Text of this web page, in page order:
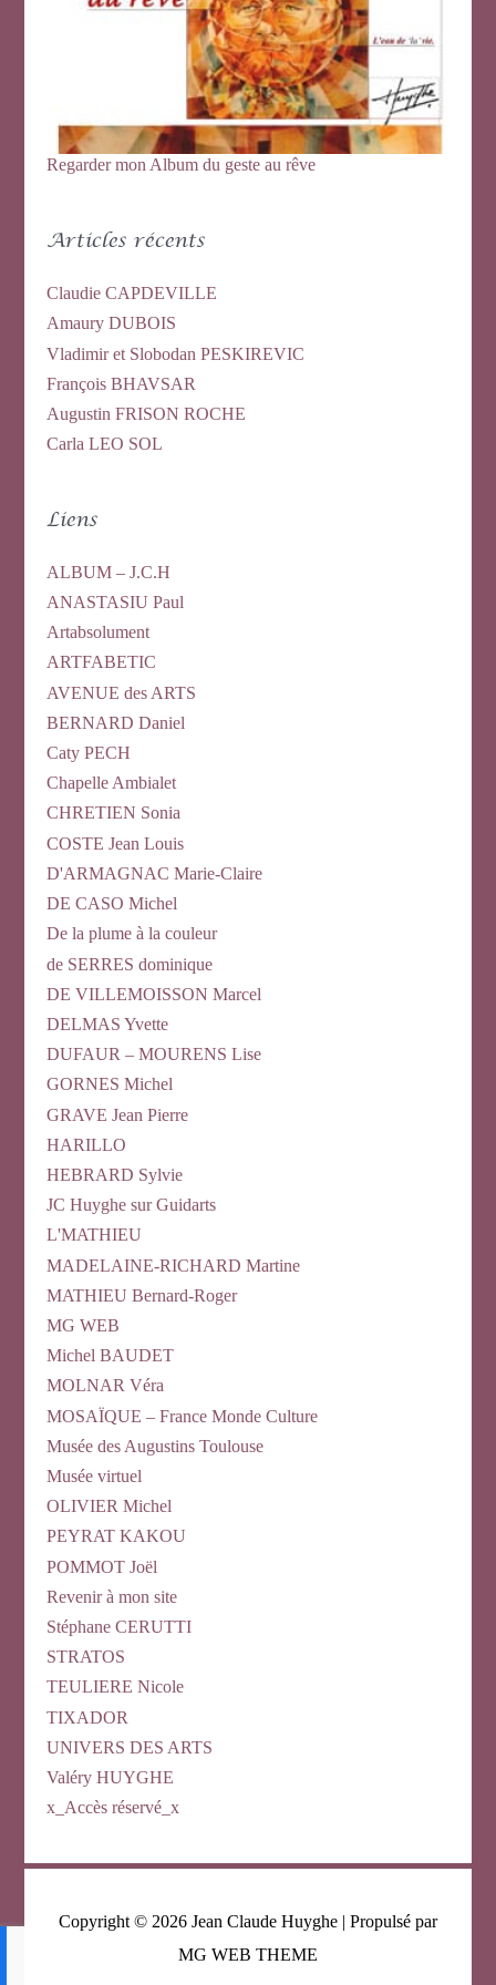
Regarder mon Album du geste au rêve
Articles récents
Claudie CAPDEVILLE
Amaury DUBOIS
Vladimir et Slobodan PESKIREVIC
François BHAVSAR
Augustin FRISON ROCHE
Carla LEO SOL
Liens
ALBUM – J.C.H
ANASTASIU Paul
Artabsolument
ARTFABETIC
AVENUE des ARTS
BERNARD Daniel
Caty PECH
Chapelle Ambialet
CHRETIEN Sonia
COSTE Jean Louis
D'ARMAGNAC Marie-Claire
DE CASO Michel
De la plume à la couleur
de SERRES dominique
DE VILLEMOISSON Marcel
DELMAS Yvette
DUFAUR – MOURENS Lise
GORNES Michel
GRAVE Jean Pierre
HARILLO
HEBRARD Sylvie
JC Huyghe sur Guidarts
L'MATHIEU
MADELAINE-RICHARD Martine
MATHIEU Bernard-Roger
MG WEB
Michel BAUDET
MOLNAR Véra
MOSAÏQUE – France Monde Culture
Musée des Augustins Toulouse
Musée virtuel
OLIVIER Michel
PEYRAT KAKOU
POMMOT Joël
Revenir à mon site
Stéphane CERUTTI
STRATOS
TEULIERE Nicole
TIXADOR
UNIVERS DES ARTS
Valéry HUYGHE
x_Accès réservé_x
Copyright © 2026 Jean Claude Huyghe | Propulsé par
MG WEB THEME